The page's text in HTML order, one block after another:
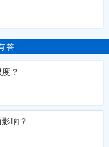
答
？
响？